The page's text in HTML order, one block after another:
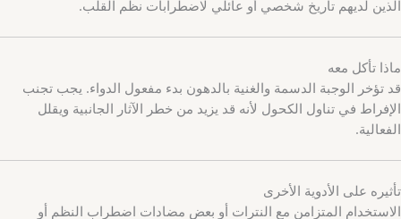
الذين لديهم تاريخ شخصي أو عائلي لاضطرابات نظم القلب.
ماذا تأكل معه
قد تؤخر الوجبة الدسمة والغنية بالدهون بدء مفعول الدواء. يجب تجنب
الإفراط في تناول الكحول لأنه قد يزيد من خطر الآثار الجانبية ويقلل
الفعالية.
تأثيره على الأدوية الأخرى
الاستخدام المتزامن مع النترات أو بعض مضادات اضطراب النظم أو